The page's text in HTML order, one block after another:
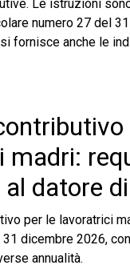
Le istruzioni
numero 27 del 31
fornisce anche le
madri:
datore
per le lavoratrici
31 dicembre 2026, con
annualità.